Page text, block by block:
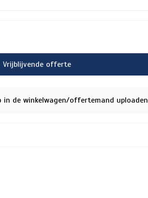
Vrijblijvende offerte
in de winkelwagen/offertemand uploaden